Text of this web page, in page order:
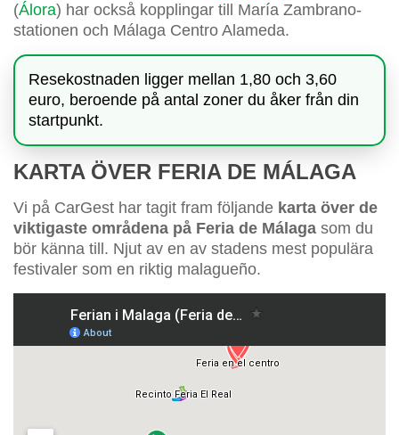
(Álora) har också kopplingar till María Zambrano-
stationen och Málaga Centro Alameda.
Resekostnaden ligger mellan 1,80 och 3,60
euro, beroende på antal zoner du åker från din
startpunkt.
KARTA ÖVER FERIA DE MÁLAGA
Vi på CarGest har tagit fram följande karta över de
viktigaste områdena på Feria de Málaga som du
bör känna till. Njut av en av stadens mest populära
festivaler som en riktig malagueño.